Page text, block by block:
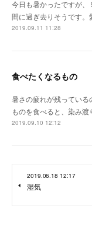
今日も暑かったですが、
間に過ぎ去りそうです
2019.09.11 11:28
食べたくなるもの
暑さの疲れが残ってい
ものを食べると、染み渡
2019.09.10 12:12
2019.06.18 12:17
湿気